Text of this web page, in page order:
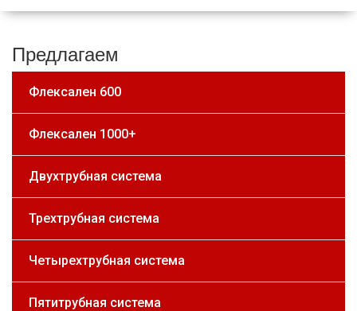
Предлагаем
Флексален 600
Флексален 1000+
Двухтрубная система
Трехтрубная система
Четырехтрубная система
Пятитрубная система